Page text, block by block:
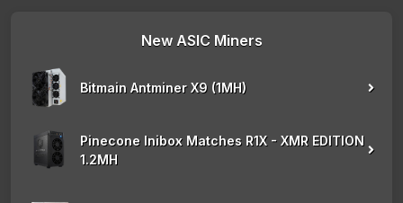
New ASIC Miners
Bitmain Antminer X9 (1MH)
Pinecone Inibox Matches R1X - XMR EDITION
1.2MH